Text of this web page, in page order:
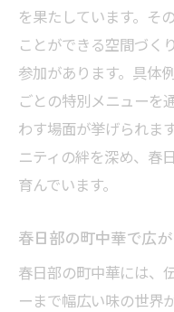
を果たしています。そ
ことができる空間づく
参加があります。具体
ごとの特別メニューを
わす場面が挙げられま
ニティの絆を深め、春
育んでいます。
春日部の町中華で広
春日部の町中華には、
ーまで幅広い味の世界